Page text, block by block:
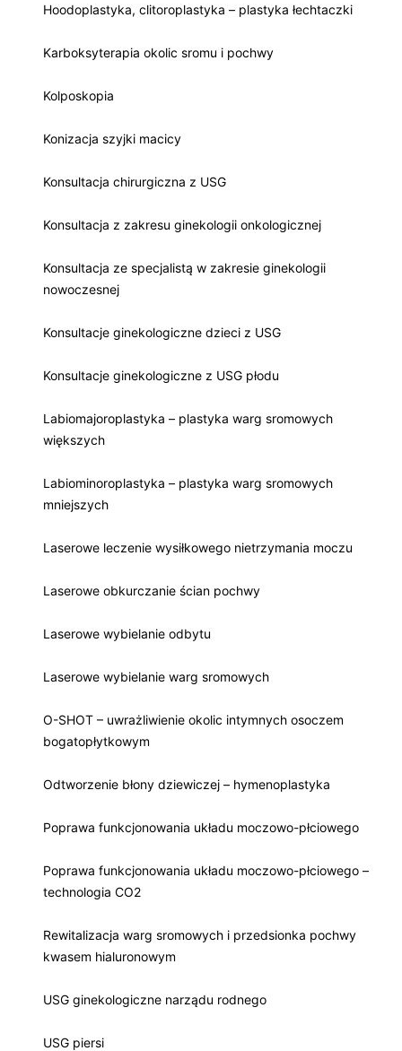
Hoodoplastyka, clitoroplastyka – plastyka łechtaczki
Karboksyterapia okolic sromu i pochwy
Kolposkopia
Konizacja szyjki macicy
Konsultacja chirurgiczna z USG
Konsultacja z zakresu ginekologii onkologicznej
Konsultacja ze specjalistą w zakresie ginekologii
nowoczesnej
Konsultacje ginekologiczne dzieci z USG
Konsultacje ginekologiczne z USG płodu
Labiomajoroplastyka – plastyka warg sromowych
większych
Labiominoroplastyka – plastyka warg sromowych
mniejszych
Laserowe leczenie wysiłkowego nietrzymania moczu
Laserowe obkurczanie ścian pochwy
Laserowe wybielanie odbytu
Laserowe wybielanie warg sromowych
O-SHOT – uwrażliwienie okolic intymnych osoczem
bogatopłytkowym
Odtworzenie błony dziewiczej – hymenoplastyka
Poprawa funkcjonowania układu moczowo-płciowego
Poprawa funkcjonowania układu moczowo-płciowego –
technologia CO2
Rewitalizacja warg sromowych i przedsionka pochwy
kwasem hialuronowym
USG ginekologiczne narządu rodnego
USG piersi